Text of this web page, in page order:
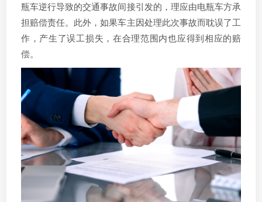
瓶车逆行导致的交通事故间接引发的，理应由电瓶车方承
担赔偿责任。此外，如果车主因处理此次事故而耽误了工
作，产生了误工损失，在合理范围内也应得到相应的赔
偿。